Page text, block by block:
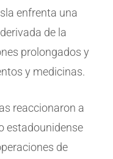
enfrenta una
de la
prolongados y
y medicinas.
reaccionaron a
estadounidense
de